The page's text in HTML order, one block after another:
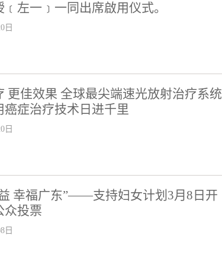
左一﹞一同出席啟用仪式。
日
更佳效果 全球最尖端速光放射治疗系统
癌症治疗技术日进千里
日
幸福广东”——支持妇女计划3月8日开
众投票
日